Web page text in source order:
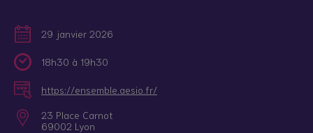
29 janvier 2026
18h30 à 19h30
https://ensemble.aesio.fr/
23 Place Carnot
69002 Lyon